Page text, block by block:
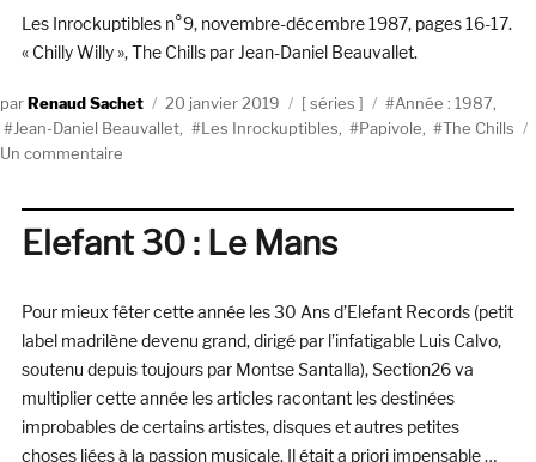
Les Inrockuptibles n°9, novembre-décembre 1987, pages 16-17.
« Chilly Willy », The Chills par Jean-Daniel Beauvallet.
AuteurRenaud Sachet
Publié
le
20 janvier 2019 Catégories
séries Étiquettes
Année : 1987
Jean-Daniel Beauvallet
Les Inrockuptibles Papivole
The Chills
Un commentaire
–
Mes
avec
presse
musicale,
1978-
2018
Elefant 30 : Le Mans
Pour mieux fêter cette année les 30 Ans d’Elefant Records (petit
label madrilène devenu grand, dirigé par l’infatigable Luis Calvo,
soutenu depuis toujours par Montse Santalla), Section26 va
multiplier cette année les articles racontant les destinées
improbables de certains artistes, disques et autres petites
choses liées à la passion musicale. Il était a priori impensable …